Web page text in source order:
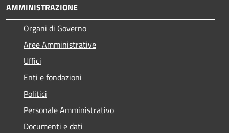
AMMINISTRAZIONE
Organi di Governo
Aree Amministrative
Uffici
Enti e fondazioni
Politici
Personale Amministrativo
Documenti e dati